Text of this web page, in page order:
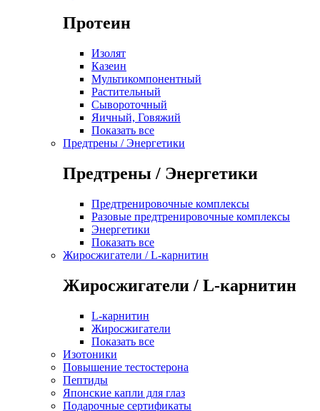
Протеин
Изолят
Казеин
Мультикомпонентный
Растительный
Сывороточный
Яичный, Говяжий
Показать все
Предтрены / Энергетики
Предтрены / Энергетики
Предтренировочные комплексы
Разовые предтренировочные комплексы
Энергетики
Показать все
Жиросжигатели / L-карнитин
Жиросжигатели / L-карнитин
L-карнитин
Жиросжигатели
Показать все
Изотоники
Повышение тестостерона
Пептиды
Японские капли для глаз
Подарочные сертификаты